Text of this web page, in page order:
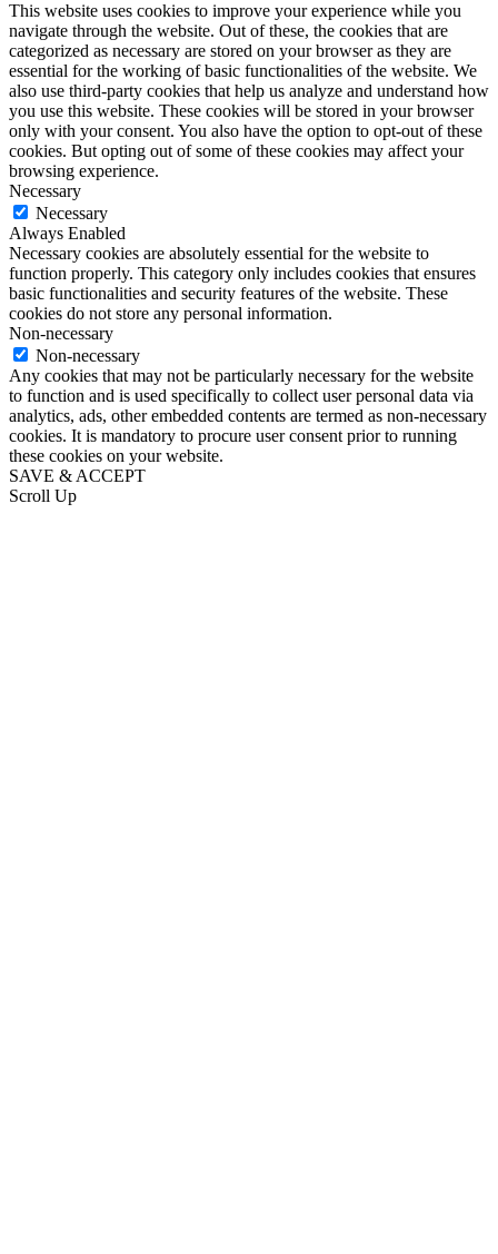
This website uses cookies to improve your experience while you
navigate through the website. Out of these, the cookies that are
categorized as necessary are stored on your browser as they are
essential for the working of basic functionalities of the website. We
also use third-party cookies that help us analyze and understand how
you use this website. These cookies will be stored in your browser
only with your consent. You also have the option to opt-out of these
cookies. But opting out of some of these cookies may affect your
browsing experience.
Necessary
Necessary
Always Enabled
Necessary cookies are absolutely essential for the website to
function properly. This category only includes cookies that ensures
basic functionalities and security features of the website. These
cookies do not store any personal information.
Non-necessary
Non-necessary
Any cookies that may not be particularly necessary for the website
to function and is used specifically to collect user personal data via
analytics, ads, other embedded contents are termed as non-necessary
cookies. It is mandatory to procure user consent prior to running
these cookies on your website.
SAVE & ACCEPT
Scroll Up